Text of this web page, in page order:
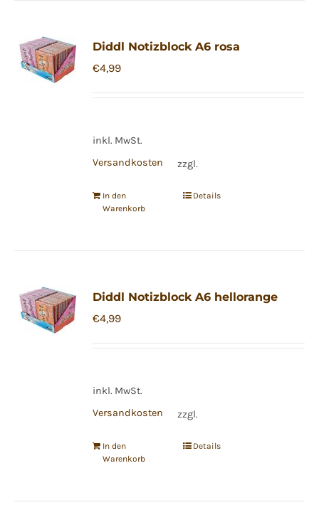
Diddl Notizblock A6 rosa
€4,99
inkl. MwSt.
zzgl.
Versandkosten
In den
Warenkorb
Details
Diddl Notizblock A6 hellorange
€4,99
inkl. MwSt.
zzgl.
Versandkosten
In den
Warenkorb
Details